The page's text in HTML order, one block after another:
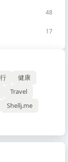
48
17
健康
Travel
Shellj.me